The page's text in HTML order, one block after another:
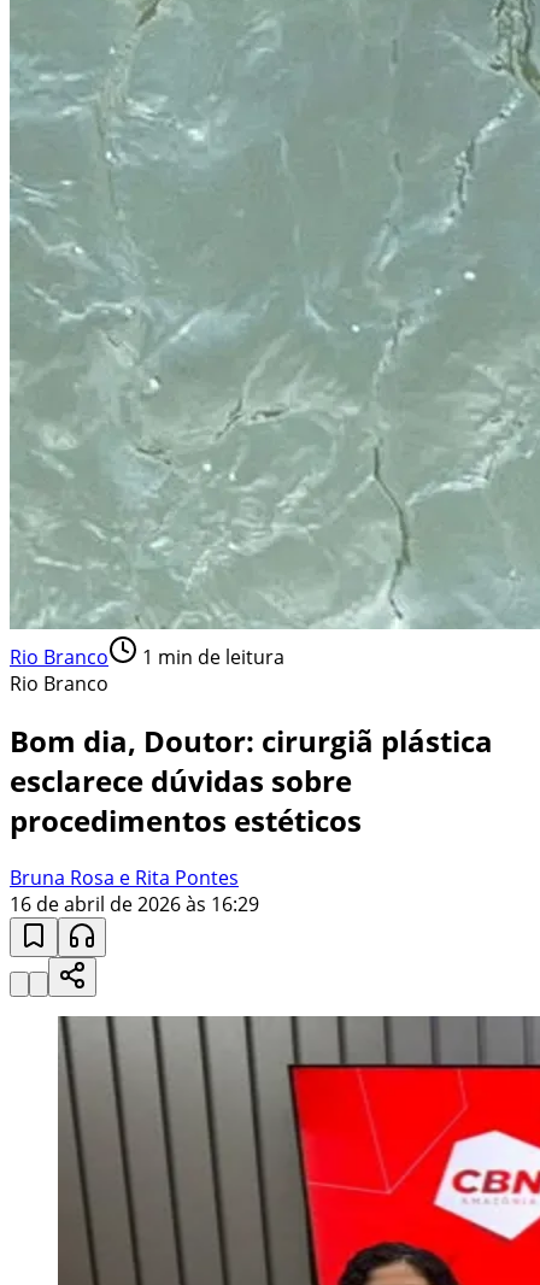
Rio Branco 1 min de leitura
Rio Branco
Bom dia, Doutor: cirurgiã plástica
esclarece dúvidas sobre
procedimentos estéticos
Bruna Rosa e Rita Pontes
16 de abril de 2026 às 16:29